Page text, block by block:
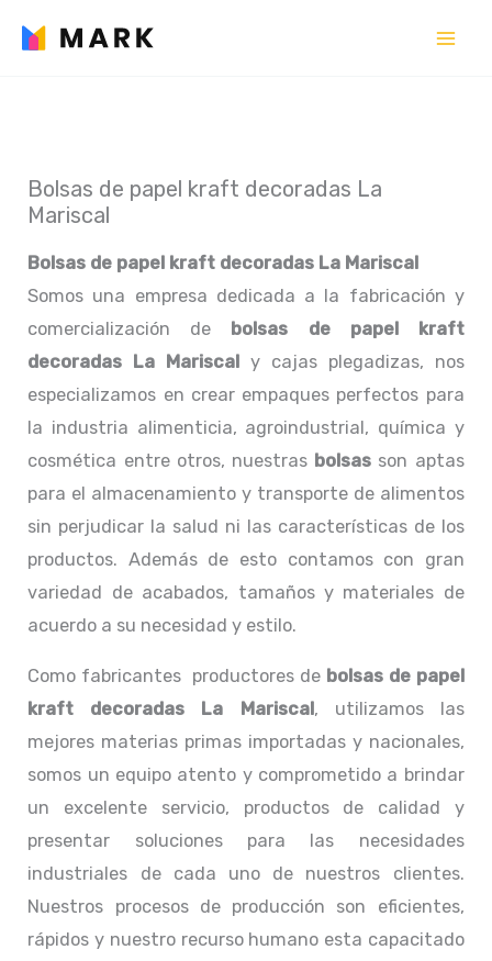
Bolsas de papel kraft decoradas La
Mariscal
Bolsas de papel kraft decoradas La Mariscal
Somos una empresa dedicada a la fabricación y
comercialización de bolsas de papel kraft
decoradas La Mariscal y cajas plegadizas, nos
especializamos en crear empaques perfectos para
la industria alimenticia, agroindustrial, química y
cosmética entre otros, nuestras bolsas son aptas
para el almacenamiento y transporte de alimentos
sin perjudicar la salud ni las características de los
productos. Además de esto contamos con gran
variedad de acabados, tamaños y materiales de
acuerdo a su necesidad y estilo.
Como fabricantes productores de bolsas de papel
kraft decoradas La Mariscal, utilizamos las
mejores materias primas importadas y nacionales,
somos un equipo atento y comprometido a brindar
un excelente servicio, productos de calidad y
presentar soluciones para las necesidades
industriales de cada uno de nuestros clientes.
Nuestros procesos de producción son eficientes,
rápidos y nuestro recurso humano esta capacitado